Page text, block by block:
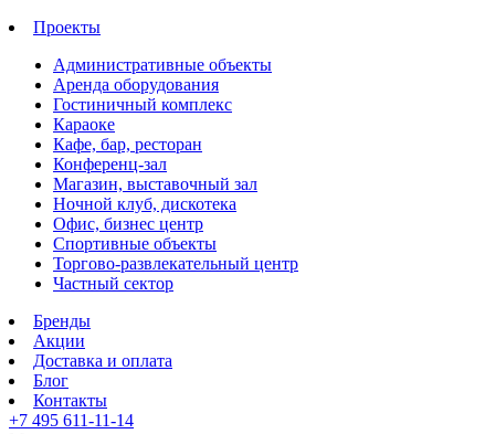
Проекты
Административные объекты
Аренда оборудования
Гостиничный комплекс
Караоке
Кафе, бар, ресторан
Конференц-зал
Магазин, выставочный зал
Ночной клуб, дискотека
Офис, бизнес центр
Спортивные объекты
Торгово-развлекательный центр
Частный сектор
Бренды
Акции
Доставка и оплата
Блог
Контакты
+7 495 611-11-14